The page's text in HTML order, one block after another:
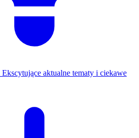
Ekscytujące aktualne tematy i ciekawe